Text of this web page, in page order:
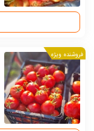
فروشنده ویژه